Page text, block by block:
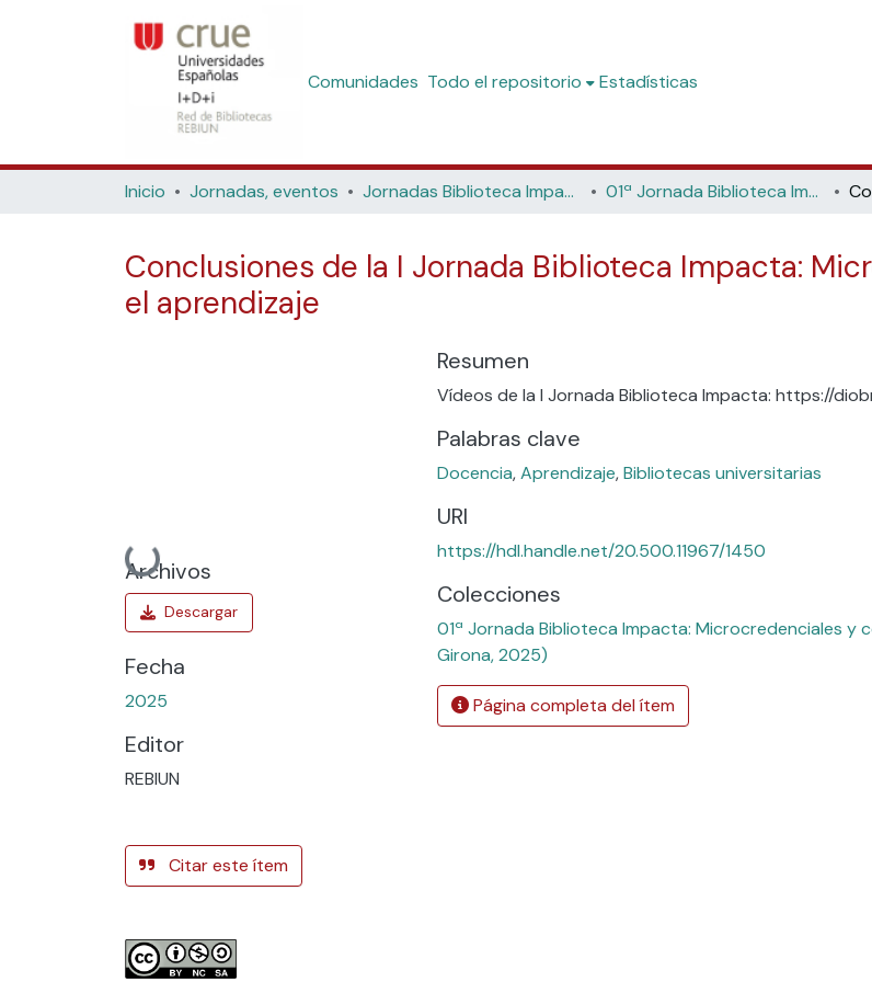
Comunidades Todo el repositorio Estadísticas
Inicio Jornadas, eventos Jornadas Biblioteca Impacta 01ª Jornada Biblioteca Impacta: Microcredenciales y contextos para el aprendizaje (Universidad de Girona, 2025)
Conclusiones de la I Jornada Biblioteca Impacta:
el aprendizaje
Cargando...
Archivos
Fecha
2025
Editor
REBIUN
Citar este ítem
Resumen
Vídeos de la I Jornada Biblioteca Impacta: https://
Palabras clave
Docencia,Aprendizaje,Bibliotecas universitarias
URI
https://hdl.handle.net/20.500.11967/1450
Colecciones
01ª Jornada Biblioteca Impacta: Microcredenciales y
Girona, 2025)
Página completa del ítem